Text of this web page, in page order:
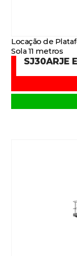
Locação de
Sola 11 metros
SJ30ARJE